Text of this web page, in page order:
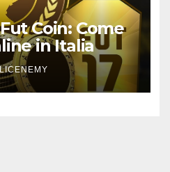
Coin: Come
in Italia